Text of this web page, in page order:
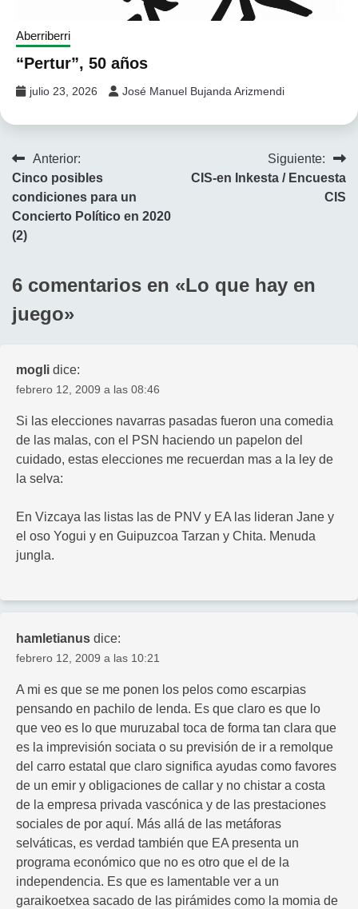
Aberriberri
“Pertur”, 50 años
julio 23, 2026 José Manuel Bujanda Arizmendi
Navegación
de
entradas
Anterior:
Cinco posibles
condiciones para un
Concierto Político en 2020
(2)
Siguiente:
CIS-en Inkesta / Encuesta
CIS
6 comentarios en «Lo que hay en
juego»
mogli dice:
febrero 12, 2009 a las 08:46
Si las elecciones navarras pasadas fueron una comedia
de las malas, con el PSN haciendo un papelon del
cuidado, estas elecciones me recuerdan mas a la ley de
la selva:
En Vizcaya las listas las de PNV y EA las lideran Jane y
el oso Yogui y en Guipuzcoa Tarzan y Chita. Menuda
jungla.
hamletianus dice:
febrero 12, 2009 a las 10:21
A mi es que se me ponen los pelos como escarpias
pensando en pachilo de lenda. Es que claro es que lo
que veo es lo que muruzabal toca de forma tan clara que
es la imprevisión sociata o su previsión de ir a remolque
del carro estatal que claro significa ayudas como favores
de un emir y obligaciones de callar y no chistar a costa
de la empresa privada vascónica y de las prestaciones
sociales de por aquí. Más allá de las metáforas
selváticas, es verdad también que EA presenta un
programa económico que no es otro que el de la
independencia. Es que es lamentable ver a un
garaikoetxea sacado de las pirámides como la momia de